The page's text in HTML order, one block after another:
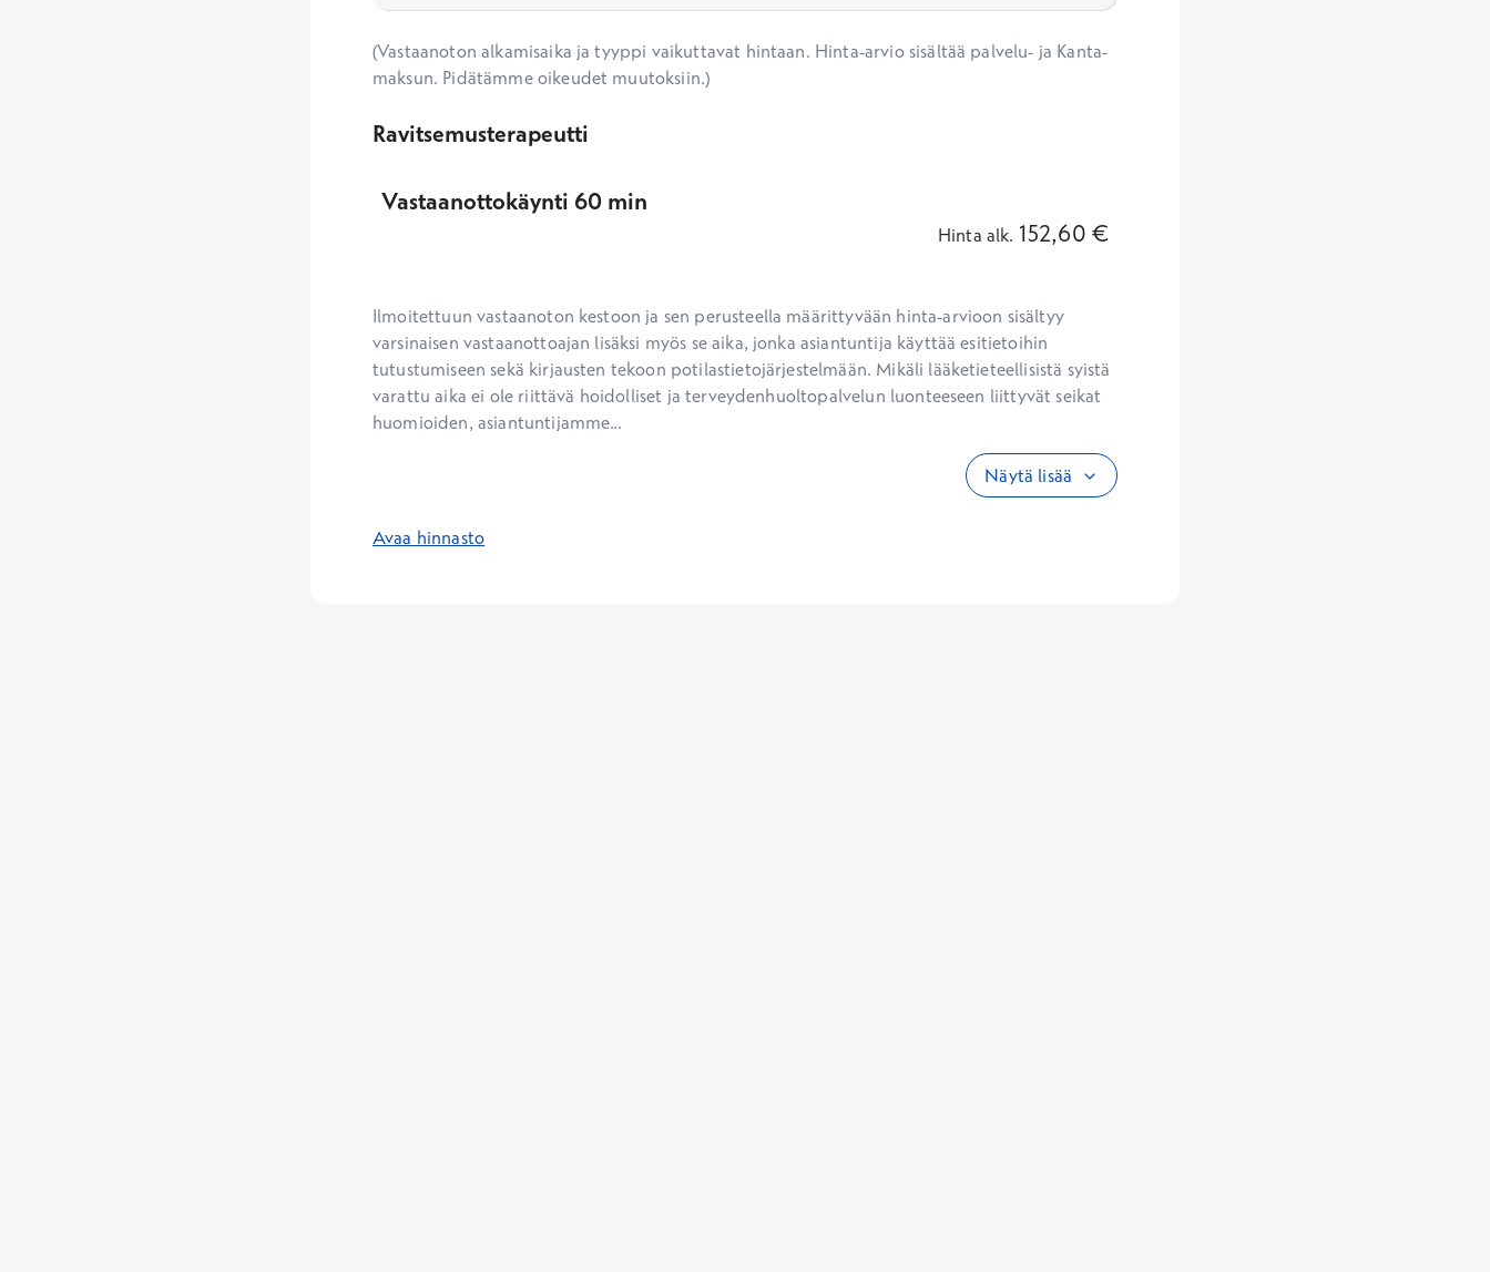
(Vastaanoton alkamisaika ja tyyppi vaikuttavat hintaan. Hinta-arvio sisältää palvelu- ja Kanta-
maksun. Pidätämme oikeudet muutoksiin.)
Ravitsemusterapeutti
Vastaanottokäynti 60 min
Hinta alk. 152,60 €
Ilmoitettuun vastaanoton kestoon ja sen perusteella määrittyvään hinta-arvioon sisältyy
varsinaisen vastaanottoajan lisäksi myös se aika, jonka asiantuntija käyttää esitietoihin
tutustumiseen sekä kirjausten tekoon potilastietojärjestelmään. Mikäli lääketieteellisistä syistä
varattu aika ei ole riittävä hoidolliset ja terveydenhuoltopalvelun luonteeseen liittyvät seikat
huomioiden, asiantuntijamme...
Näytä lisää
Avaa hinnasto